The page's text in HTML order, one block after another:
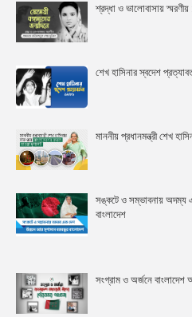
শ্রদ্ধা ও ভালোবাসায়
শেখ হাসিনার স্বদেশ
মাননীয় প্রধানমন্ত্রী শেখ
সঙ্কটে ও সম্ভাবনায় অদম্য
বাংলাদেশ
সংগ্রাম ও অর্জনে বাংলাদেশ